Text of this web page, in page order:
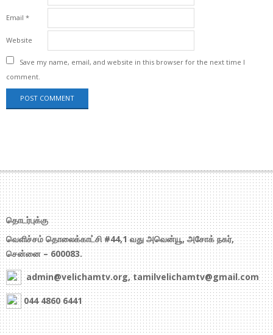
Email *
Website
Save my name, email, and website in this browser for the next time I
comment.
தொடர்புக்கு
வெளிச்சம் தொலைக்காட்சி #44,1 வது அவென்யூ, அசோக் நகர்,
சென்னை – 600083.
admin@velichamtv.org, tamilvelichamtv@gmail.com
044 4860 6441